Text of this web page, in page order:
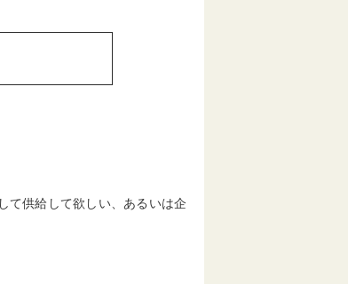
て供給して欲しい、あるいは企